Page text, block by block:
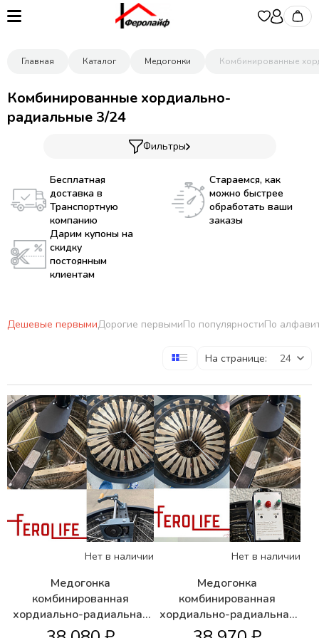
Главная Каталог Медогонки Комбинированные
Комбинированные хордиально-
радиальные 3/24
Фильтры
Бесплатная
доставка в
Транспортную
компанию
Стараемся, как
можно быстрее
обработать ваши
заказы
Дарим купоны на
скидку
постоянным
клиентам
Дешевые первымиДорогие первымиПо популярностиПо
На странице:
Нет в наличии
Медогонка
комбинированная
хордиально-радиальная
3/24 с ручным приводом
Нет в наличии
Медогонка
комбинированная
хордиально-радиальная
3/24 с электро приводом